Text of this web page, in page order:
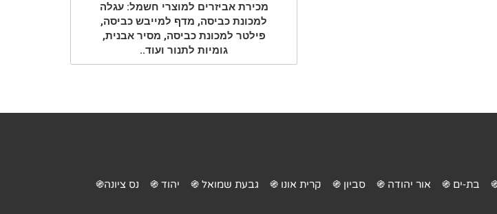
מכירת אביזרים למוצרי חשמל: עגלה
למכונת כביסה, מדף למייבש כביסה,
פילטר למכונת כביסה, מסיר אבנית,
גומיות לתנור ועוד..
בת-ים ֍ אור יהודה ֍ סביון ֍ קרית אונו ֍ גבעת שמואל ֍ יהוד ֍
נס ציונה֍